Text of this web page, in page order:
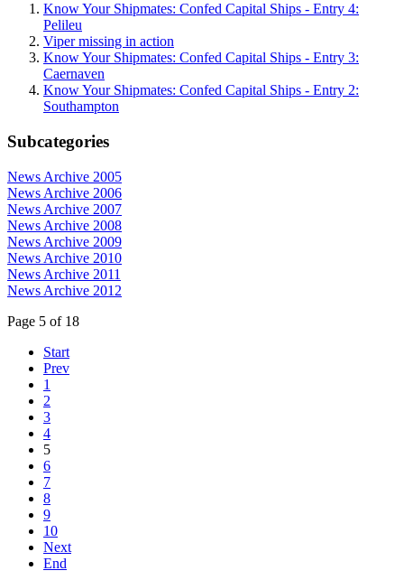
Know Your Shipmates: Confed Capital Ships - Entry 4:
Pelileu
Viper missing in action
Know Your Shipmates: Confed Capital Ships - Entry 3:
Caernaven
Know Your Shipmates: Confed Capital Ships - Entry 2:
Southampton
Subcategories
News Archive 2005
News Archive 2006
News Archive 2007
News Archive 2008
News Archive 2009
News Archive 2010
News Archive 2011
News Archive 2012
Page 5 of 18
Start
Prev
1
2
3
4
5
6
7
8
9
10
Next
End